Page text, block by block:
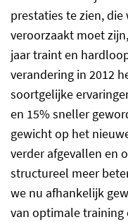
prestaties te zien,
veroorzaakt moet
jaar traint en
verandering in 2012
soortgelijke
en 15% sneller
gewicht op het
verder afgevallen en
structureel meer
we nu afhankelijk
van optimale